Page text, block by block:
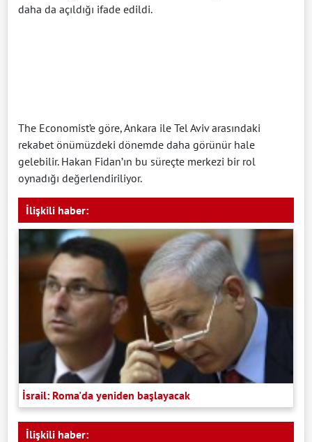
daha da açıldığı ifade edildi.
The Economist’e göre, Ankara ile Tel Aviv arasındaki
rekabet önümüzdeki dönemde daha görünür hale
gelebilir. Hakan Fidan’ın bu süreçte merkezi bir rol
oynadığı değerlendiriliyor.
İlişkili haber:
İsrail: Roma'da yeniden başlayacak
İlişkili haber: